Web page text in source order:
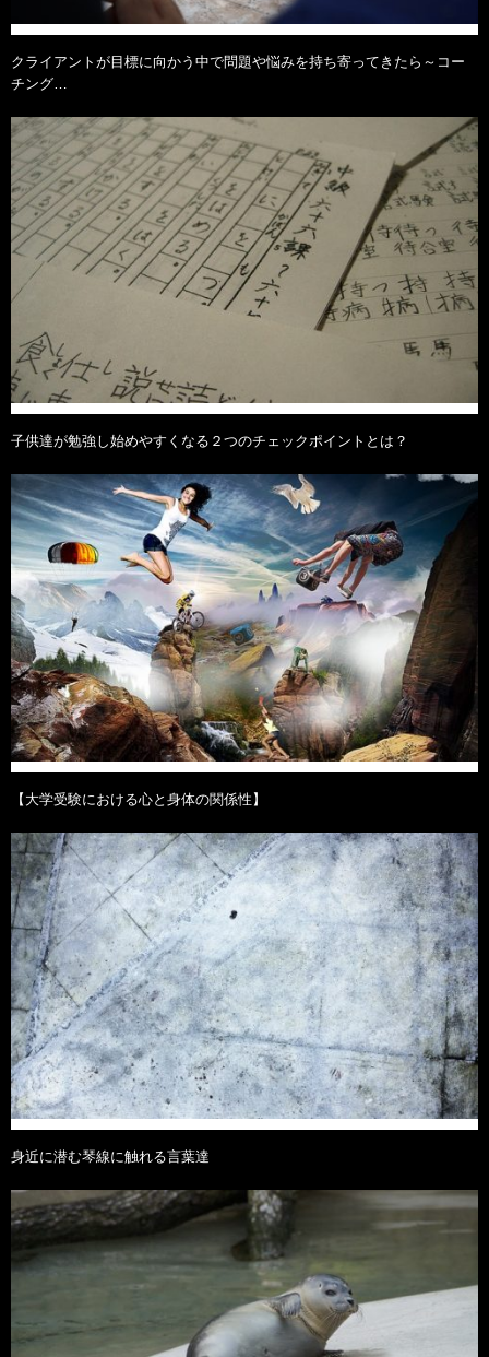
クライアントが目標に向かう中で問題や悩みを持ち寄ってきたら～コー
チング…
子供達が勉強し始めやすくなる２つのチェックポイントとは？
【大学受験における心と身体の関係性】
身近に潜む琴線に触れる言葉達